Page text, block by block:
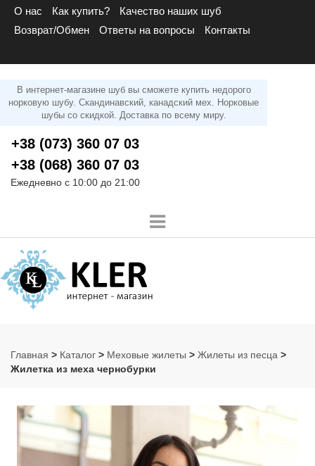
О нас Как купить?
Качество наших шуб
Возврат/Обмен
Ответы на вопросы Контакты
В интернет-магазине шуб вы сможете купить недорого
норковую шубу. Скандинавский, канадский мех. Норковые
шубы со скидкой. Доставка по всему миру.
+38 (073) 360 07 03
+38 (068) 360 07 03
Ежедневно с 10:00 до 21:00
Главная > Каталог > Меховые жилеты > Жилеты из песца >
Жилетка из меха чернобурки